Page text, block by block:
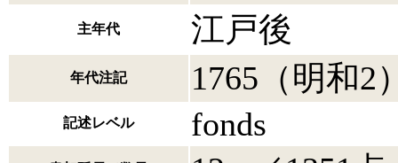
主年代 江戸後
年代注記 1765（明和2
記述レベル fonds